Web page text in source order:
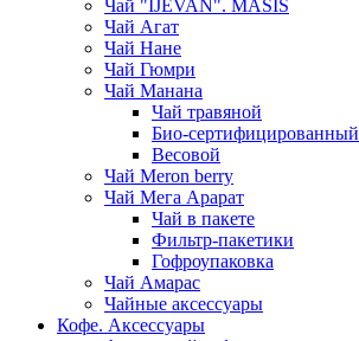
Чай "IJEVAN". MASIS
Чай Агат
Чай Нане
Чай Гюмри
Чай Манана
Чай травяной
Био-сертифицированный
Весовой
Чай Meron berry
Чай Мега Арарат
Чай в пакете
Фильтр-пакетики
Гофроупаковка
Чай Амарас
Чайные аксессуары
Кофе. Аксессуары